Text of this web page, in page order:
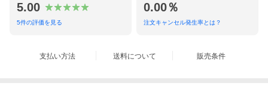
5.00
5件の評価を見る
0.00％
注文キャンセル発生率とは？
支払い方法 送料について 販売条件